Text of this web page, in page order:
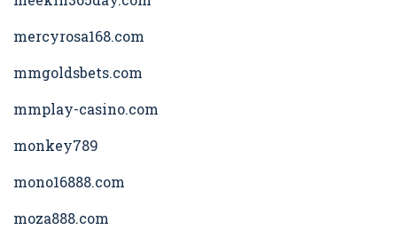
mercyrosa168.com
mmgoldsbets.com
mmplay-casino.com
monkey789
mono16888.com
moza888.com